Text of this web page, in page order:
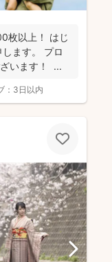
枚以上！ はじ
ます。 プロ
います！ ...
： 3日以内